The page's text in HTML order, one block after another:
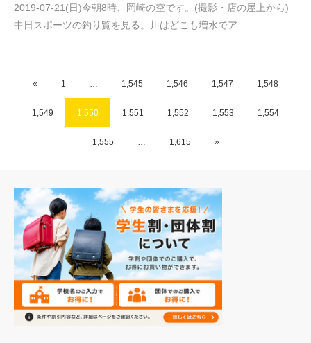
2019-07-21(日)今朝8時、岡崎の空です。(撮影・店の屋上から)
中日スポーツの釣り覧を見る。川はどこも増水でア…
« 1 1,545 1,546 1,547 1,548
1,549 1,550 1,551 1,552 1,553 1,554
1,555 1,615 »